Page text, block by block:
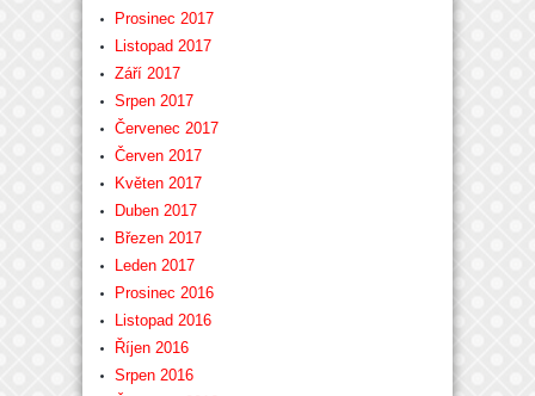
Prosinec 2017
Listopad 2017
Září 2017
Srpen 2017
Červenec 2017
Červen 2017
Květen 2017
Duben 2017
Březen 2017
Leden 2017
Prosinec 2016
Listopad 2016
Říjen 2016
Srpen 2016